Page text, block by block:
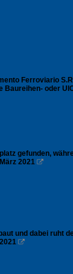
Ferroviario
oder
gefunden,
2021 
und dabei ruht
